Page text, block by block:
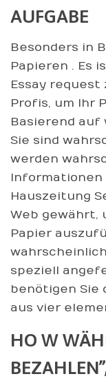
AUFGABE
Besonders in
Papieren . Es
Essay request
Profis, um Ihr
Basierend auf
Sie sind
werden
Informationen
Hauszeitung
Web gewährt,
Papier
speziell
benötigen
aus vier
HO W